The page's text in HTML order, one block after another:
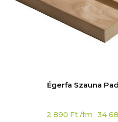
Égerfa Szauna
2 890 Ft /fm 34